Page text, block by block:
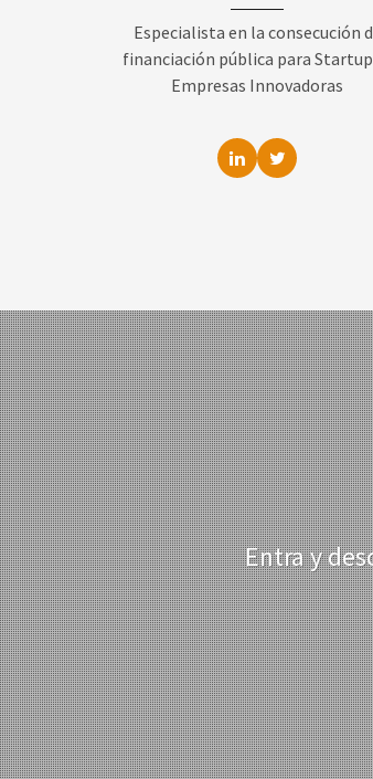
Especialista en la consecución
financiación pública para
Empresas Innovadoras
Entra y